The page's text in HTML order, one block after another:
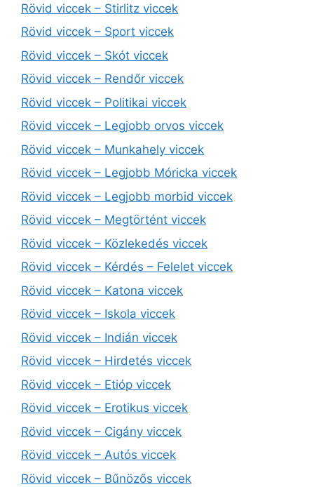
Rövid viccek – Stirlitz viccek
Rövid viccek – Sport viccek
Rövid viccek – Skót viccek
Rövid viccek – Rendőr viccek
Rövid viccek – Politikai viccek
Rövid viccek – Legjobb orvos viccek
Rövid viccek – Munkahely viccek
Rövid viccek – Legjobb Móricka viccek
Rövid viccek – Legjobb morbid viccek
Rövid viccek – Megtörtént viccek
Rövid viccek – Közlekedés viccek
Rövid viccek – Kérdés – Felelet viccek
Rövid viccek – Katona viccek
Rövid viccek – Iskola viccek
Rövid viccek – Indián viccek
Rövid viccek – Hirdetés viccek
Rövid viccek – Etióp viccek
Rövid viccek – Erotikus viccek
Rövid viccek – Cigány viccek
Rövid viccek – Autós viccek
Rövid viccek – Bűnözős viccek